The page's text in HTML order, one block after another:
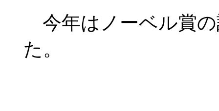
今年はノーベル賞
た。